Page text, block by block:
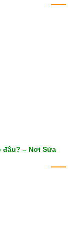
đâu? – Nơi Sửa